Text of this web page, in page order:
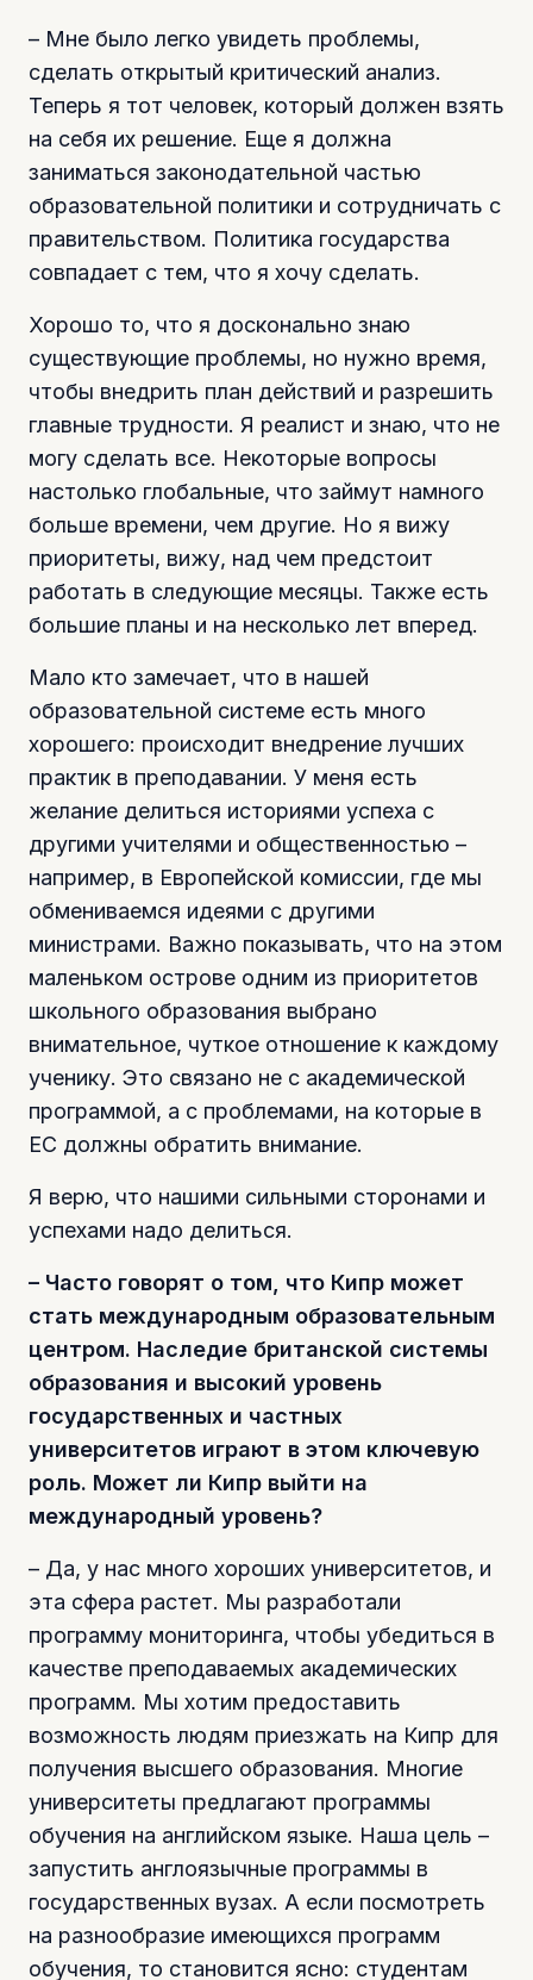
– Мне было легко увидеть проблемы,
сделать открытый критический анализ.
Теперь я тот человек, который должен взять
на себя их решение. Еще я должна
заниматься законодательной частью
образовательной политики и сотрудничать с
правительством. Политика государства
совпадает с тем, что я хочу сделать.
Хорошо то, что я досконально знаю
существующие проблемы, но нужно время,
чтобы внедрить план действий и разрешить
главные трудности. Я реалист и знаю, что не
могу сделать все. Некоторые вопросы
настолько глобальные, что займут намного
больше времени, чем другие. Но я вижу
приоритеты, вижу, над чем предстоит
работать в следующие месяцы. Также есть
большие планы и на несколько лет вперед.
Мало кто замечает, что в нашей
образовательной системе есть много
хорошего: происходит внедрение лучших
практик в преподавании. У меня есть
желание делиться историями успеха с
другими учителями и общественностью –
например, в Европейской комиссии, где мы
обмениваемся идеями с другими
министрами. Важно показывать, что на этом
маленьком острове одним из приоритетов
школьного образования выбрано
внимательное, чуткое отношение к каждому
ученику. Это связано не с академической
программой, а с проблемами, на которые в
ЕС должны обратить внимание.
Я верю, что нашими сильными сторонами и
успехами надо делиться.
– Часто говорят о том, что Кипр может
стать международным образовательным
центром. Наследие британской системы
образования и высокий уровень
государственных и частных
университетов играют в этом ключевую
роль. Может ли Кипр выйти на
международный уровень?
– Да, у нас много хороших университетов, и
эта сфера растет. Мы разработали
программу мониторинга, чтобы убедиться в
качестве преподаваемых академических
программ. Мы хотим предоставить
возможность людям приезжать на Кипр для
получения высшего образования. Многие
университеты предлагают программы
обучения на английском языке. Наша цель –
запустить англоязычные программы в
государственных вузах. А если посмотреть
на разнообразие имеющихся программ
обучения, то становится ясно: студентам